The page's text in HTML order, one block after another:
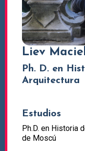
Liev Maciel
Ph. D. en
Arquitectura
Estudios
Ph.D. en Historia
de Moscú